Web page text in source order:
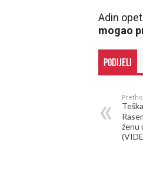
Adin
mogao
Podijeli
ženu